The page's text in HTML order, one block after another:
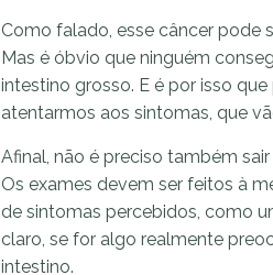
Como falado, esse câncer pode
Mas é óbvio que ninguém
intestino grosso. E é por isso
atentarmos aos sintomas, que
Afinal, não é preciso também
Os exames devem ser feitos à
de sintomas percebidos, como
claro, se for algo realmente
intestino.